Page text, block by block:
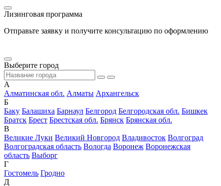
Лизинговая программа
Отправьте заявку и получите консультацию по оформлению
Выберите город
А
Алматинская обл. Алматы Архангельск
Б
Баку Балашиха Барнаул Белгород Белгородская обл. Бишкек
Братск Брест Брестская обл. Брянск Брянская обл.
В
Великие Луки Великий Новгород Владивосток Волгоград
Волгоградская область Вологда Воронеж Воронежская
область Выборг
Г
Гостомель Гродно
Д